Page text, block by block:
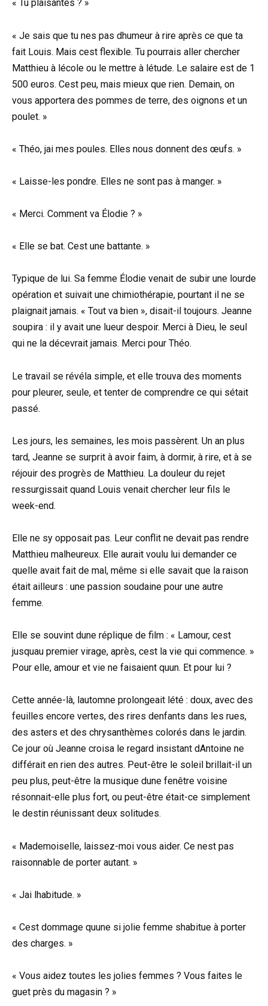
« Tu plaisantes ? »
« Je sais que tu nes pas dhumeur à rire après ce que ta
fait Louis. Mais cest flexible. Tu pourrais aller chercher
Matthieu à lécole ou le mettre à létude. Le salaire est de 1
500 euros. Cest peu, mais mieux que rien. Demain, on
vous apportera des pommes de terre, des oignons et un
poulet. »
« Théo, jai mes poules. Elles nous donnent des œufs. »
« Laisse-les pondre. Elles ne sont pas à manger. »
« Merci. Comment va Élodie ? »
« Elle se bat. Cest une battante. »
Typique de lui. Sa femme Élodie venait de subir une lourde
opération et suivait une chimiothérapie, pourtant il ne se
plaignait jamais. « Tout va bien », disait-il toujours. Jeanne
soupira : il y avait une lueur despoir. Merci à Dieu, le seul
qui ne la décevrait jamais. Merci pour Théo.
Le travail se révéla simple, et elle trouva des moments
pour pleurer, seule, et tenter de comprendre ce qui sétait
passé.
Les jours, les semaines, les mois passèrent. Un an plus
tard, Jeanne se surprit à avoir faim, à dormir, à rire, et à se
réjouir des progrès de Matthieu. La douleur du rejet
ressurgissait quand Louis venait chercher leur fils le
week-end.
Elle ne sy opposait pas. Leur conflit ne devait pas rendre
Matthieu malheureux. Elle aurait voulu lui demander ce
quelle avait fait de mal, même si elle savait que la raison
était ailleurs : une passion soudaine pour une autre
femme.
Elle se souvint dune réplique de film : « Lamour, cest
jusquau premier virage, après, cest la vie qui commence. »
Pour elle, amour et vie ne faisaient quun. Et pour lui ?
Cette année-là, lautomne prolongeait lété : doux, avec des
feuilles encore vertes, des rires denfants dans les rues,
des asters et des chrysanthèmes colorés dans le jardin.
Ce jour où Jeanne croisa le regard insistant dAntoine ne
différait en rien des autres. Peut-être le soleil brillait-il un
peu plus, peut-être la musique dune fenêtre voisine
résonnait-elle plus fort, ou peut-être était-ce simplement
le destin réunissant deux solitudes.
« Mademoiselle, laissez-moi vous aider. Ce nest pas
raisonnable de porter autant. »
« Jai lhabitude. »
« Cest dommage quune si jolie femme shabitue à porter
des charges. »
« Vous aidez toutes les jolies femmes ? Vous faites le
guet près du magasin ? »